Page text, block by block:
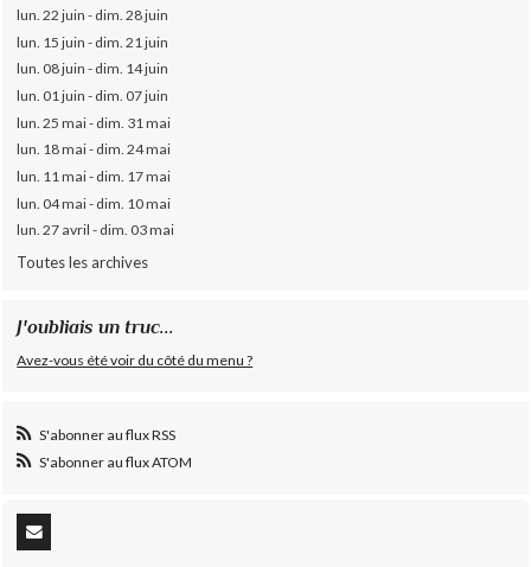
lun. 22 juin - dim. 28 juin
lun. 15 juin - dim. 21 juin
lun. 08 juin - dim. 14 juin
lun. 01 juin - dim. 07 juin
lun. 25 mai - dim. 31 mai
lun. 18 mai - dim. 24 mai
lun. 11 mai - dim. 17 mai
lun. 04 mai - dim. 10 mai
lun. 27 avril - dim. 03 mai
Toutes les archives
J'oubliais un truc...
Avez-vous été voir du côté du menu ?
S'abonner au flux RSS
S'abonner au flux ATOM